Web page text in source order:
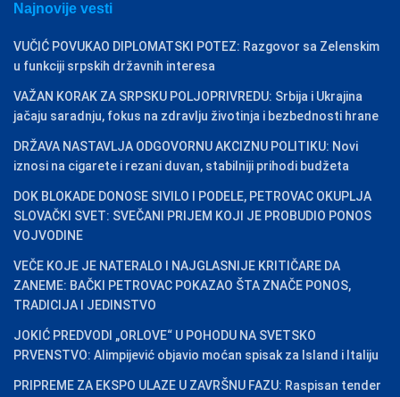
Najnovije vesti
VUČIĆ POVUKAO DIPLOMATSKI POTEZ: Razgovor sa Zelenskim
u funkciji srpskih državnih interesa
VAŽAN KORAK ZA SRPSKU POLJOPRIVREDU: Srbija i Ukrajina
jačaju saradnju, fokus na zdravlju životinja i bezbednosti hrane
DRŽAVA NASTAVLJA ODGOVORNU AKCIZNU POLITIKU: Novi
iznosi na cigarete i rezani duvan, stabilniji prihodi budžeta
DOK BLOKADE DONOSE SIVILO I PODELE, PETROVAC OKUPLJA
SLOVAČKI SVET: SVEČANI PRIJEM KOJI JE PROBUDIO PONOS
VOJVODINE
VEČE KOJE JE NATERALO I NAJGLASNIJE KRITIČARE DA
ZANEME: BAČKI PETROVAC POKAZAO ŠTA ZNAČE PONOS,
TRADICIJA I JEDINSTVO
JOKIĆ PREDVODI „ORLOVE“ U POHODU NA SVETSKO
PRVENSTVO: Alimpijević objavio moćan spisak za Island i Italiju
PRIPREME ZA EKSPO ULAZE U ZAVRŠNU FAZU: Raspisan tender